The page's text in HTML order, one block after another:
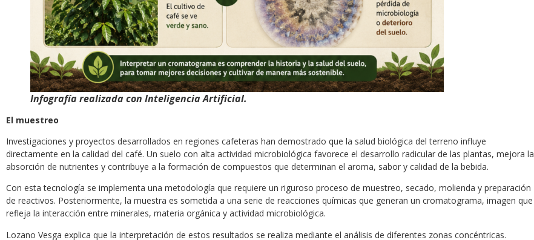
Infografía realizada con Inteligencia Artificial.
El muestreo
Investigaciones y proyectos desarrollados en regiones cafeteras han demostrado que la salud biológica del terreno influye
directamente en la calidad del café. Un suelo con alta actividad microbiológica favorece el desarrollo radicular de las plantas, mejora la
absorción de nutrientes y contribuye a la formación de compuestos que determinan el aroma, sabor y calidad de la bebida.
Con esta tecnología se implementa una metodología que requiere un riguroso proceso de muestreo, secado, molienda y preparación
de reactivos. Posteriormente, la muestra es sometida a una serie de reacciones químicas que generan un cromatograma, imagen que
refleja la interacción entre minerales, materia orgánica y actividad microbiológica.
Lozano Vesga explica que la interpretación de estos resultados se realiza mediante el análisis de diferentes zonas concéntricas.